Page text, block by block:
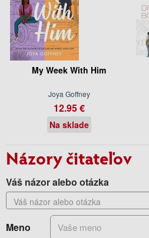
My Week With Him
Joya Goffney
12.95 €
Na sklade
Názory čitateľov
Váš názor alebo otázka
Meno